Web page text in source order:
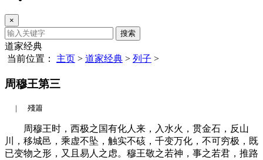
×
搜索
道家经典
当前位置： 主页 > 道家经典 > 列子 >
周穆王第三
| 殘簫
周穆王时，西极之国有化人来，入水火，贯金石，反山
川，移城邑，乘虚不坠，触实不硋，千变万化，不可穷极，既
已变物之形，又且易人之虑。穆王敬之若神，事之若君，推路